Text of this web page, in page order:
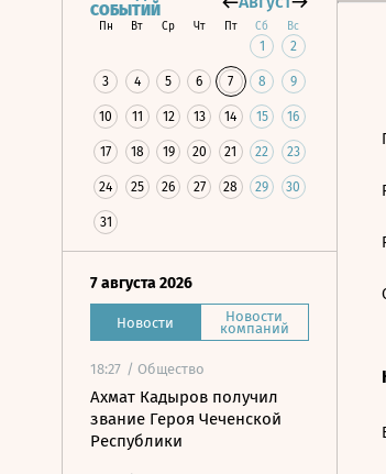
СОБЫТИЙ
Пн Вт Ср Чт Пт Сб Вс
1 2
3 4 5 6 7 8 9
10 11 12 13 14 15 16
17 18 19 20 21 22 23
24 25 26 27 28 29 30
31
7 августа 2026
Новости Новости
компаний
18:27 / Общество
Ахмат Кадыров получил
звание Героя Чеченской
Республики